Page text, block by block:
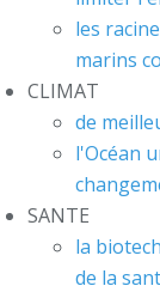
les
marins
CLIMAT
de
l'Océan
SANTE
la
de la